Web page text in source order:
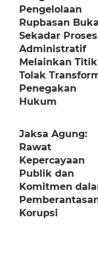
Pengelolaan
Rupbasan
Sekadar Proses
Administratif
Melainkan Titik
Tolak
Penegakan
Hukum
Jaksa Agung:
Rawat
Kepercayaan
Publik dan
Komitmen
Korupsi